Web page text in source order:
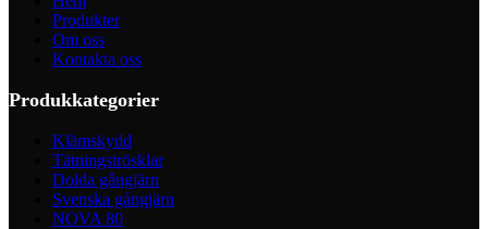
Produkter
Om oss
Kontakta oss
Produkkategorier
Klämskydd
Tätningströsklar
Dolda gångjärn
Svenska gångjärn
NOVA 80